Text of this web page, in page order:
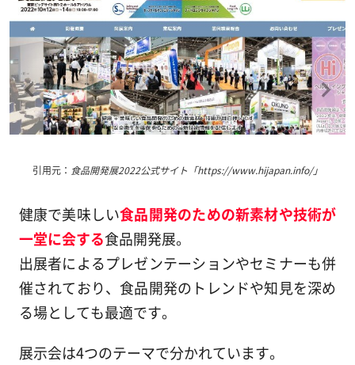
引用元： 食品開発展2022公式サイト「https://www.hijapan.info/」
健康で美味しい食品開発のための新素材や技術が
一堂に会する食品開発展。
出展者によるプレゼンテーションやセミナーも併
催されており、食品開発のトレンドや知見を深め
る場としても最適です。
展示会は4つのテーマで分かれています。